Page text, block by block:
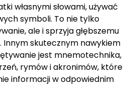
własnymi słowami, używać
symboli. To nie tylko
ale i sprzyja głębszemu
Innym skutecznym nawykiem
jest mnemotechnika,
rymów i akronimów, które
informacji w odpowiednim